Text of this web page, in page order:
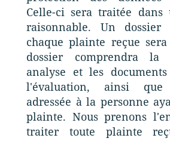
Celle-ci sera traitée
raisonnable. Un
chaque plainte reçue sera
dossier comprendra la
analyse et les
l'évaluation, ainsi
adressée à la personne
plainte. Nous prenons
traiter toute plainte